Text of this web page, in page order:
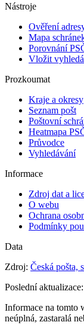
Nástroje
Ověření
Mapa
Porovnání
Vložit
Prozkoumat
Kraje a okresy
Seznam pošt
Poštovní
Heatmapa
Průvodce
Vyhledávání
Informace
Zdroj dat a
O webu
Ochrana
Podmínky
Data
Zdroj: Česká pošta,
Poslední aktualizace:
Informace na tomto
neúplná, zastaralá